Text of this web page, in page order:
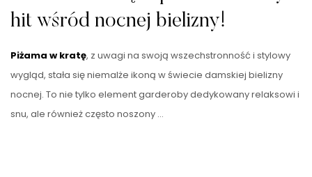
hit wśród nocnej bielizny!
Piżama w kratę, z uwagi na swoją wszechstronność i stylowy
wygląd, stała się niemalże ikoną w świecie damskiej bielizny
nocnej. To nie tylko element garderoby dedykowany relaksowi i
snu, ale również często noszony …